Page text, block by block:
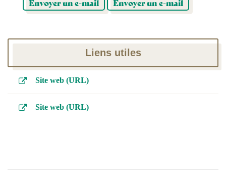
Envoyer un e-mail Envoyer un e-mail
Liens utiles
Site web (URL)
Site web (URL)